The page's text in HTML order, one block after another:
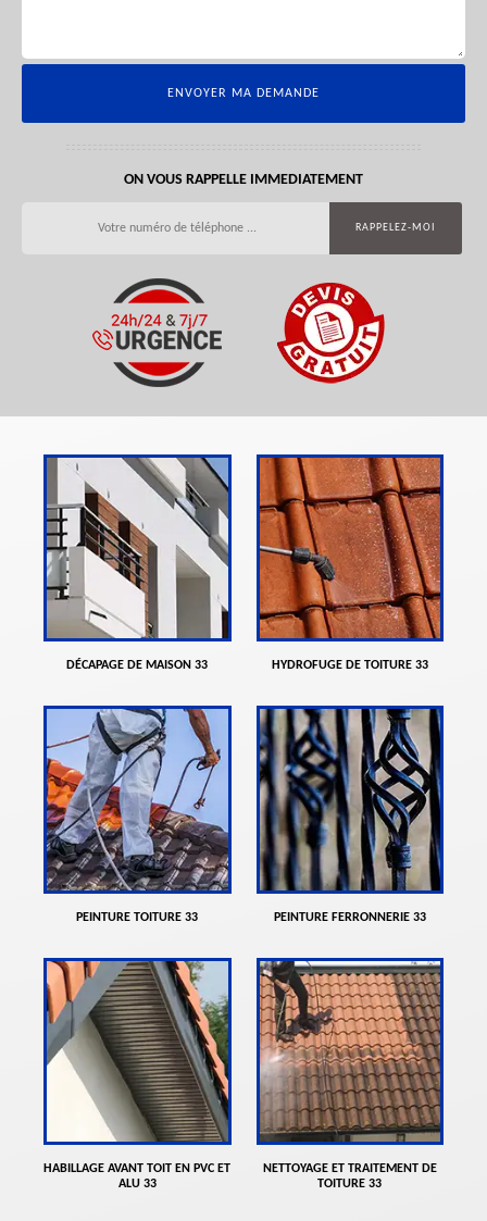
ON VOUS RAPPELLE IMMEDIATEMENT
DÉCAPAGE DE MAISON 33 HYDROFUGE DE TOITURE 33
PEINTURE TOITURE 33 PEINTURE FERRONNERIE 33
HABILLAGE AVANT TOIT EN PVC ET
ALU 33
NETTOYAGE ET TRAITEMENT DE
TOITURE 33